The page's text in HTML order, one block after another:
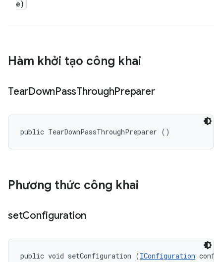
e)
Hàm khởi tạo công khai
TearDownPassThroughPreparer
public TearDownPassThroughPreparer ()
Phương thức công khai
setConfiguration
public void setConfiguration (IConfiguration